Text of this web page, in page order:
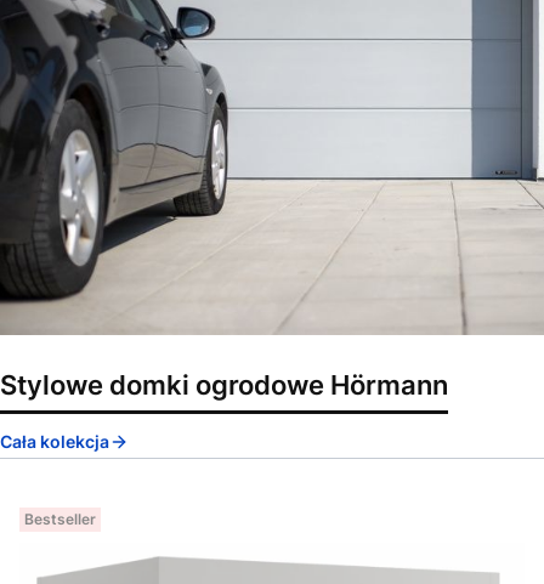
Stylowe domki ogrodowe Hörmann
Cała kolekcja
Bestseller